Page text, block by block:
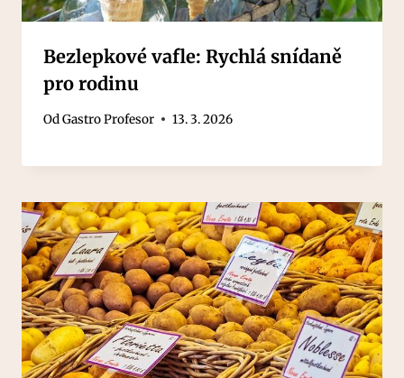
Bezlepkové vafle: Rychlá snídaně
pro rodinu
OdGastro Profesor 13. 3. 2026